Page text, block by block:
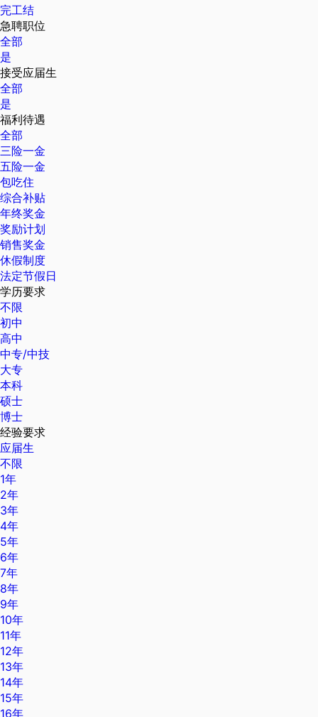
完工结
急聘职位
全部
是
接受应届生
全部
是
福利待遇
全部
三险一金
五险一金
包吃住
综合补贴
年终奖金
奖励计划
销售奖金
休假制度
法定节假日
学历要求
不限
初中
高中
中专/中技
大专
本科
硕士
博士
经验要求
应届生
不限
1年
2年
3年
4年
5年
6年
7年
8年
9年
10年
11年
12年
13年
14年
15年
16年